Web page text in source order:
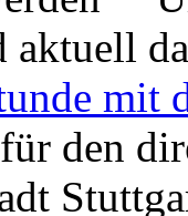
aktuell
mit
den